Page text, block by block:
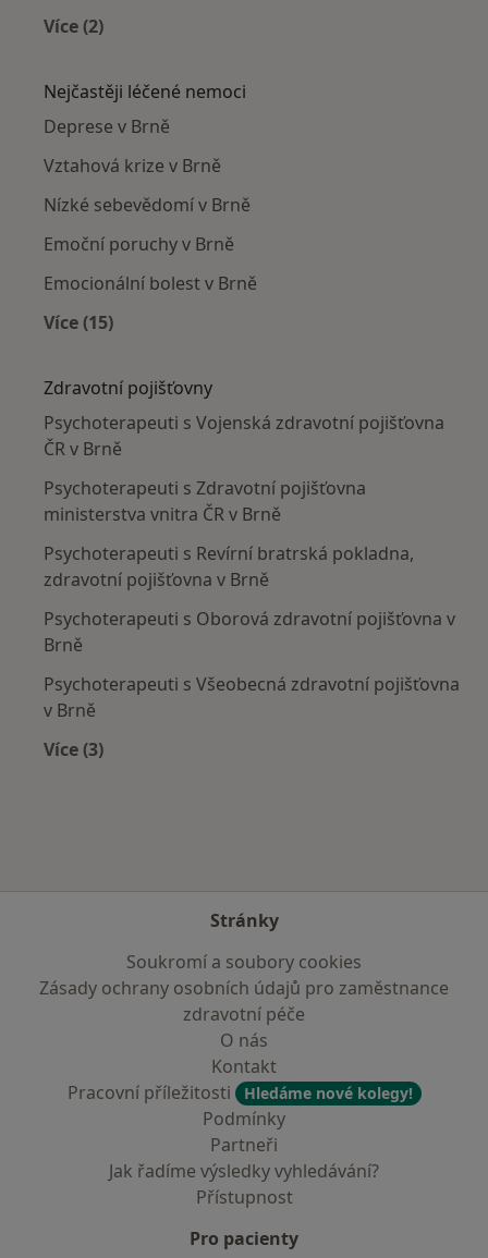
Více (2)
Nejčastěji léčené nemoci
Deprese v Brně
Vztahová krize v Brně
Nízké sebevědomí v Brně
Emoční poruchy v Brně
Emocionální bolest v Brně
Více (15)
Zdravotní pojišťovny
Psychoterapeuti s Vojenská zdravotní pojišťovna
ČR v Brně
Psychoterapeuti s Zdravotní pojišťovna
ministerstva vnitra ČR v Brně
Psychoterapeuti s Revírní bratrská pokladna,
zdravotní pojišťovna v Brně
Psychoterapeuti s Oborová zdravotní pojišťovna v
Brně
Psychoterapeuti s Všeobecná zdravotní pojišťovna
v Brně
Více (3)
Stránky
Soukromí a soubory cookies
Zásady ochrany osobních údajů pro zaměstnance
zdravotní péče
O nás
Kontakt
Pracovní příležitosti
Hledáme nové kolegy!
Podmínky
Partneři
Jak řadíme výsledky vyhledávání?
Přístupnost
Pro pacienty